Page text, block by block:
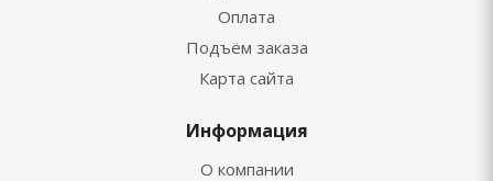
Оплата
Подъём заказа
Карта сайта
Информация
О компании